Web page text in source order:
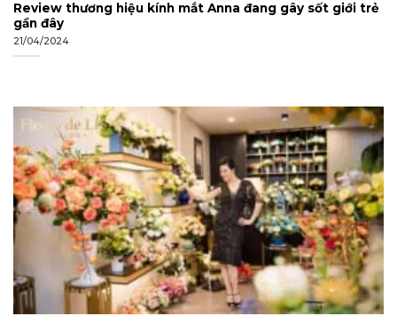
Review thương hiệu kính mắt Anna đang gây sốt giới trẻ
gần đây
21/04/2024